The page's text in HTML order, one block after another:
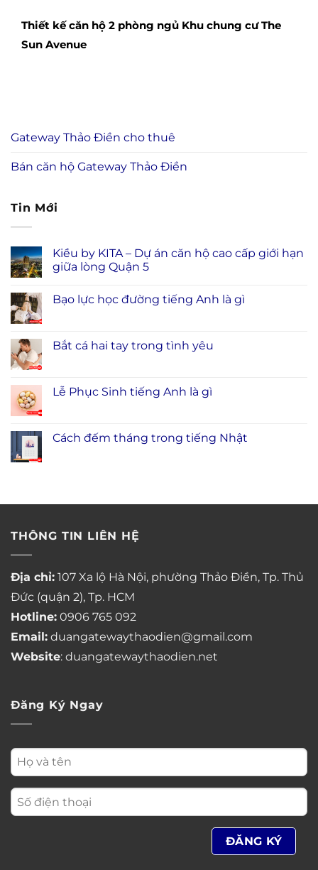
Thiết kế căn hộ 2 phòng ngủ Khu chung cư The
Sun Avenue
Gateway Thảo Điền cho thuê
Bán căn hộ Gateway Thảo Điền
Tin Mới
Kiều by KITA – Dự án căn hộ cao cấp giới hạn
giữa lòng Quận 5
Bạo lực học đường tiếng Anh là gì
Bắt cá hai tay trong tình yêu
Lễ Phục Sinh tiếng Anh là gì
Cách đếm tháng trong tiếng Nhật
THÔNG TIN LIÊN HỆ
Địa chỉ: 107 Xa lộ Hà Nội, phường Thảo Điền, Tp. Thủ
Đức (quận 2), Tp. HCM
Hotline: 0906 765 092
Email: duangatewaythaodien@gmail.com
Website: duangatewaythaodien.net
Đăng Ký Ngay